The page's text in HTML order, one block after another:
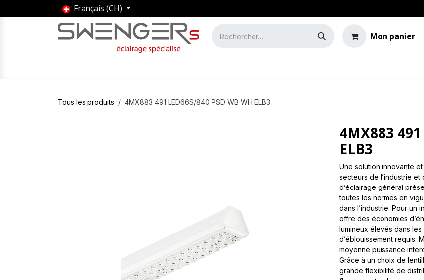
Se rendre au contenu
Français (CH)
Mon panier
Tous les produits 4MX883 491 LED66S/840 PSD WB WH ELB3
4MX883 491
ELB3
Une solution innovante
secteurs de l’industrie
d’éclairage général
toutes les normes en
dans l’industrie. Pour un
offre des économies
lumineux élevés dans
d’éblouissement requis.
moyenne puissance
Grâce à un choix de
grande flexibilité de